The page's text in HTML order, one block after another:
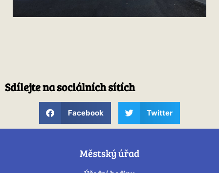
Sdílejte na sociálních sítích
Facebook Twitter
Městský úřad